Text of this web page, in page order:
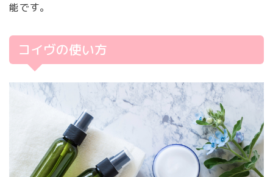
能です。
コイヴの使い方